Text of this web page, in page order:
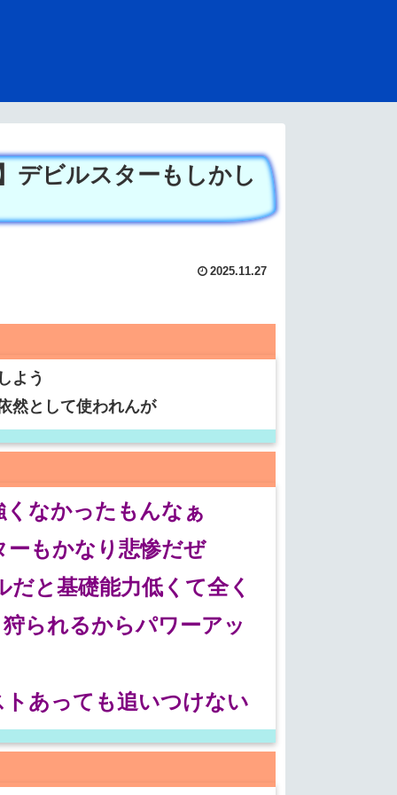
デビルスターもしかし
2025.11.27
よう
然として使われんが
なかったもんなぁ
もかなり悲惨だぜ
と基礎能力低くて全く
られるからパワーアッ
あっても追いつけない